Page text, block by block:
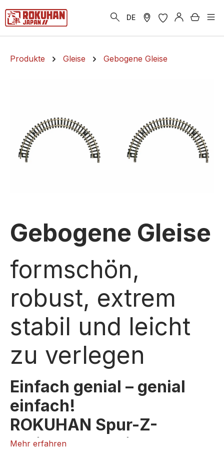
springen DE
Produkte Gleise Gebogene Gleise
Gebogene Gleise
formschön,
robust, extrem
stabil und leicht
zu verlegen
Einfach genial – genial
einfach!
ROKUHAN Spur-Z-
Gleissystem mit
Mehr erfahren